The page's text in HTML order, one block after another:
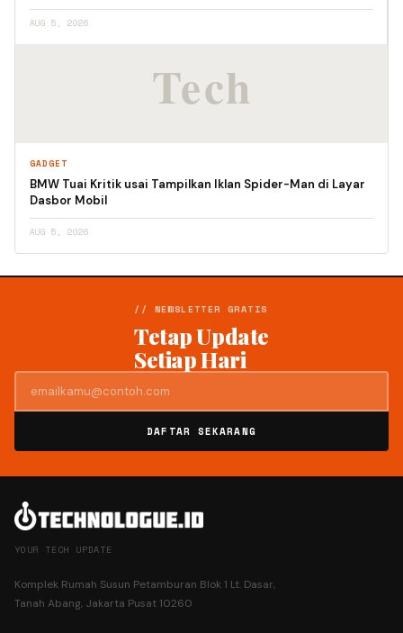
AUG 5, 2026
GADGET
BMW Tuai Kritik usai Tampilkan Iklan Spider-Man di Layar
Dasbor Mobil
AUG 5, 2026
// NEWSLETTER GRATIS
Tetap Update
Setiap Hari
DAFTAR SEKARANG
YOUR TECH UPDATE
Komplek Rumah Susun Petamburan Blok 1 Lt. Dasar,
Tanah Abang, Jakarta Pusat 10260